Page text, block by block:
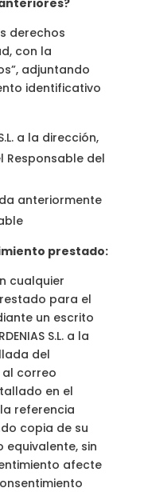
derechos
con la
adjuntando
identificativo
S.L. a la dirección,
del
anteriormente
prestado:
cualquier
para el
un escrito
S.L. a la
del
al correo
en el
referencia
copia de su
equivalente, sin
afecte